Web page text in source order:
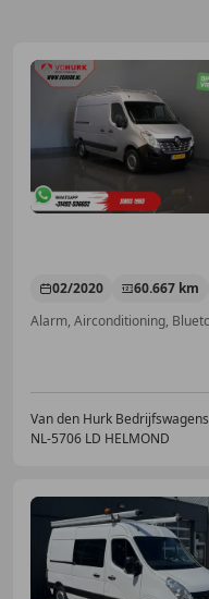
02/2020 60.667 km
Van den Hurk Bedrijfswagens
NL-5706 LD HELMOND